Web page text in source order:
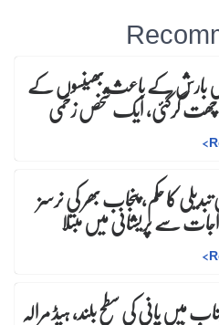
بارش کے باعث بھینسوں کے
گرگئی، ایک شخص زخمی
>
تبدیلی کا حکم، پنجاب بھر کی نرسز
سے پریشانی میں مبتلا
>
میں پانی کی سطح بلند، ہیڈ مرالہ